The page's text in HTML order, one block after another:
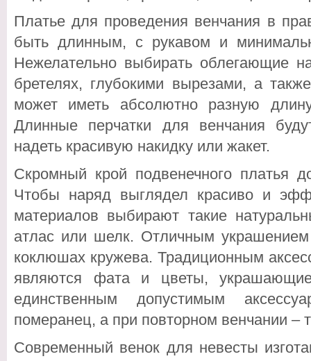
Платье для проведения венчания в
быть длинным, с рукавом и
Нежелательно выбирать облегающие
бретелях, глубокими вырезами, а
может иметь абсолютно разную
Длинные перчатки для венчания
надеть красивую накидку или жакет.
Скромный крой подвенечного платья
Чтобы наряд выглядел красиво и
материалов выбирают такие
атлас или шелк. Отличным украшением
коклюшах кружева. Традиционным
являются фата и цветы,
единственным допустимым
померанец, а при повторном венчании –
Современный венок для невесты